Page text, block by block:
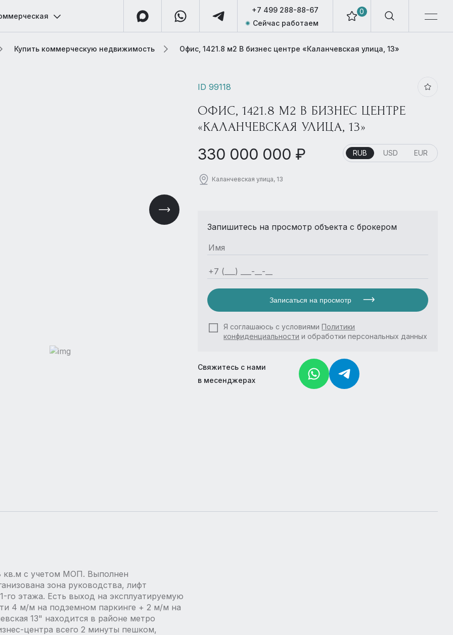
0
+7 499 288-88-67
Сейчас работаем
Купить коммерческую недвижимость Офис, 1421.8 м2 В бизнес центре «Каланчевская улица, 13»
ID 99118
ОФИС, 1421.8 М2 В БИЗНЕС ЦЕНТРЕ
«КАЛАНЧЕВСКАЯ УЛИЦА, 13»
330 000 000 ₽ RUB USD EUR
Каланчевская улица, 13
Запишитесь на просмотр объекта с брокером
Записаться на просмотр
Я соглашаюсь с условиямиПолитики
конфиденциальности и обработки персональных данных
Свяжитесь с нами
в месенджерах
с учетом МОП. Выполнен
зона руководства, лифт
го этажа. Есть выход на эксплуатируемую
4 м/м на подземном паркинге + 2 м/м на
13" находится в районе метро
центра всего 2 минуты пешком,